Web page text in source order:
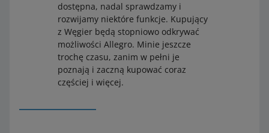
dostępna, nadal sprawdzamy i
rozwijamy niektóre funkcje. Kupujący
z Węgier będą stopniowo odkrywać
możliwości Allegro. Minie jeszcze
trochę czasu, zanim w pełni je
poznają i zaczną kupować coraz
częściej i więcej.